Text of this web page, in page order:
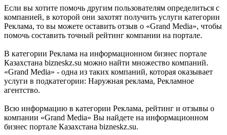
Если вы хотите помочь другим пользователям определиться с
компанией, в которой они захотят получить услуги категории
Реклама, то вы можете оставить отзыв о «Grand Media», чтобы
помочь составить точный рейтинг компании на портале.
В категории Реклама на информационном бизнес портале
Казахстана bizneskz.su можно найти множество компаний.
«Grand Media» - одна из таких компаний, которая оказывает
услуги в подкатегории: Наружная реклама, Рекламное
агентство.
Всю информацию в категории Реклама, рейтинг и отзывы о
компании «Grand Media» Вы найдете на информационном
бизнес портале Казахстана bizneskz.su.